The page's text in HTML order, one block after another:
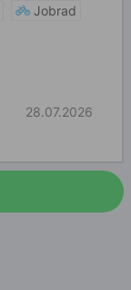
Jobrad
28.07.2026